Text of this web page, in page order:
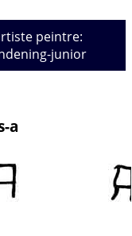
peintre:
junior
a